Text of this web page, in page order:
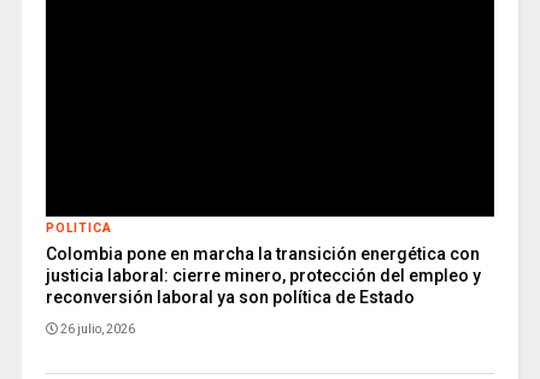
POLITICA
Colombia pone en marcha la transición energética con
justicia laboral: cierre minero, protección del empleo y
reconversión laboral ya son política de Estado
26 julio, 2026